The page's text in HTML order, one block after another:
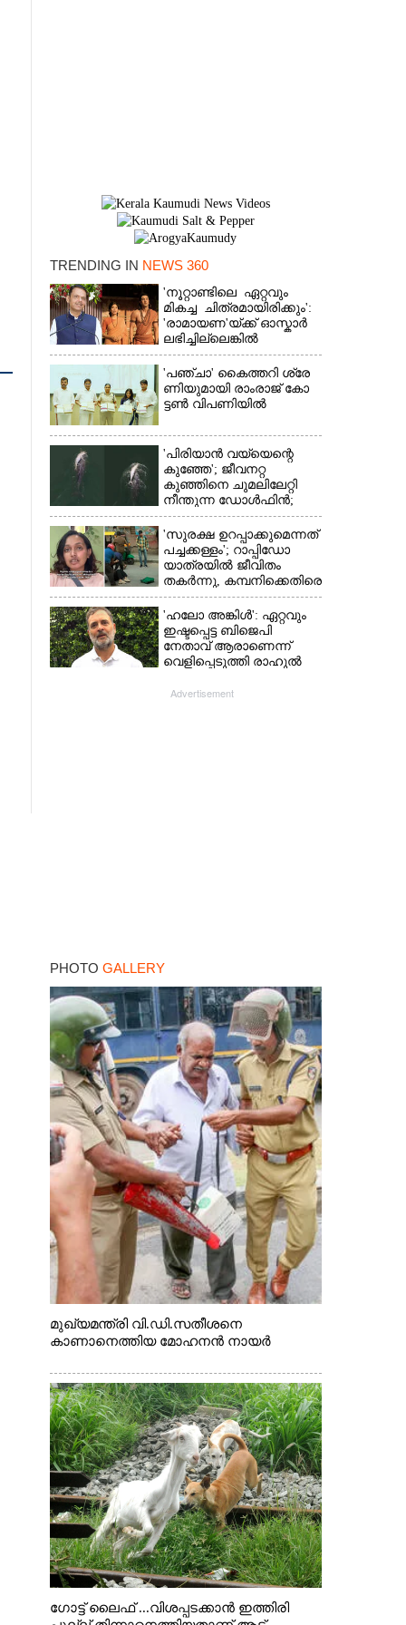
TRENDING IN NEWS 360
'നൂറ്റാണ്ടിലെ ഏറ്റവും
മികച്ച ചിത്രമായിരിക്കും':
'രാമായണ'യ്ക്ക് ഓസ്കാ‌ർ
ലഭിച്ചില്ലെങ്കിൽ
നിരാശനാകുമെന്ന്
ദേവേന്ദ്ര ഫഡ്നാവിസ്
'​പ​ഞ്ചാ​'​ ​കൈ​ത്ത​റി​ ​ശ്രേ​
ണി​യു​മാ​യി​ ​രാം​രാ​ജ് ​കോ​
ട്ടൺ വിപണിയിൽ
'പിരിയാൻ വയ്യെന്റെ
കുഞ്ഞേ'; ജീവനറ്റ
കുഞ്ഞിനെ ചുമലിലേറ്റി
നീന്തുന്ന ഡോൾഫിൻ;
കടലിലെ വൈകാരിക
നിമിഷങ്ങൾ
'സുരക്ഷ ഉറപ്പാക്കുമെന്നത്
പച്ചക്കള്ളം'; റാപ്പിഡോ
യാത്രയിൽ ജീവിതം
തകർന്നു, കമ്പനിക്കെതിരെ
പരാതിയുമായി യുവതി
'ഹലോ അങ്കിൾ': ഏറ്റവും
ഇഷ്ടപ്പെട്ട ബിജെപി
നേതാവ് ആരാണെന്ന്
വെളിപ്പെടുത്തി രാഹുൽ
Advertisement
PHOTO GALLERY
മുഖ്യമന്ത്രി വി.ഡി.സതീശനെ
കാണാനെത്തിയ മോഹനൻ നായർ
ഗോട്ട് ലൈഫ് ...വിശപ്പടക്കാൻ ഇത്തിരി
×